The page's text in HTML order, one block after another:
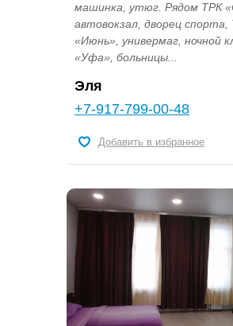
машинка, утюг. Рядом ТРК
автовокзал, дворец спорта,
«Июнь», универмаг, ночной
«Уфа», больницы...
Эля
+7-917-799-00-48
Добавить в избранное